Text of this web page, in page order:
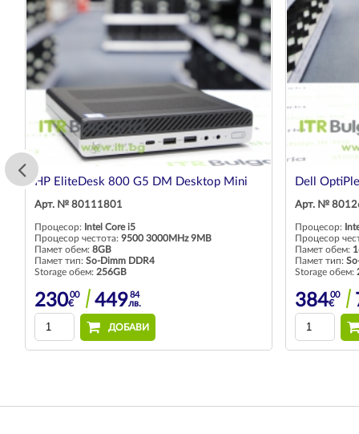
HP EliteDesk 800 G5 DM Desktop Mini
Арт. № 80111801
Процесор: Intel Core i5
Процесор честота: 9500 3000MHz 9MB
Памет обем: 8GB
Памет тип: So-Dimm DDR4
Storage обем: 256GB
23000
€ 44984
лв.
ДОБАВИ
Dell
Арт. №
Процесор:
Процесор
Памет обем:
Памет тип:
Storage обем:
38400
€